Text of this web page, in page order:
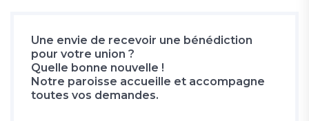
Une envie de recevoir une bénédiction
pour votre union ?
Quelle bonne nouvelle !
Notre paroisse accueille et accompagne
toutes vos demandes.